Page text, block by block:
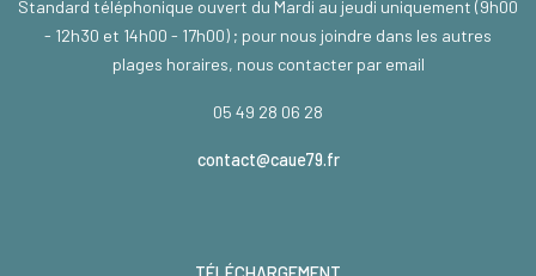
Standard téléphonique ouvert du Mardi au jeudi uniquement (9h00
- 12h30 et 14h00 - 17h00) ; pour nous joindre dans les autres
plages horaires, nous contacter par email
05 49 28 06 28
contact@caue79.fr